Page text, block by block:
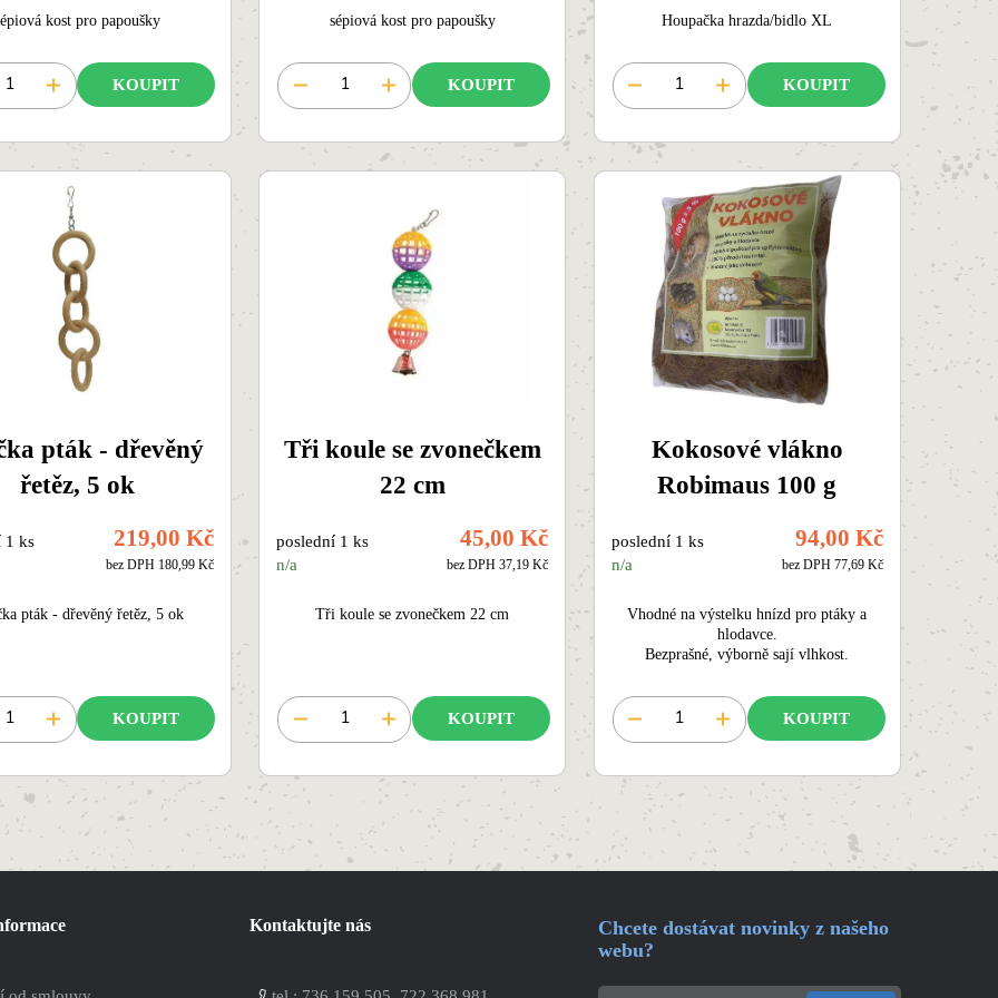
kost pro papoušky
KOUPIT
sépiová kost pro papoušky
KOUPIT
Houpačka hrazda/bidlo XL
KOUPIT
pták - dřevěný
řetěz, 5 ok
1 ks 219,00 Kč
bez DPH 180,99 Kč
pták - dřevěný řetěz, 5 ok
KOUPIT
Tři koule se zvonečkem
22 cm
poslední 1 ks
n/a
45,00 Kč
bez DPH 37,19 Kč
Tři koule se zvonečkem 22 cm
KOUPIT
Kokosové vlákno
Robimaus 100 g
poslední 1 ks
n/a
94,00 Kč
bez DPH 77,69 Kč
Vhodné na výstelku hnízd pro ptáky a
hlodavce.
Bezprašné, výborně sají vlhkost.
KOUPIT
Kontaktujte nás
Chcete dostávat novinky z našeho
webu?